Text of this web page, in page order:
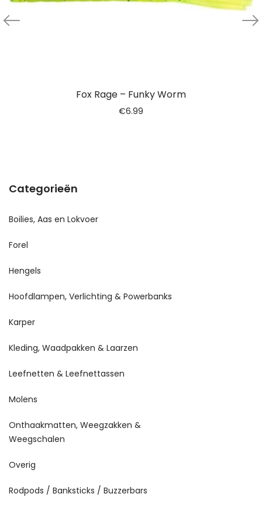
Fox Rage – Funky Worm
€6.99
Categorieën
Boilies, Aas en Lokvoer
Forel
Hengels
Hoofdlampen, Verlichting & Powerbanks
Karper
Kleding, Waadpakken & Laarzen
Leefnetten & Leefnettassen
Molens
Onthaakmatten, Weegzakken &
Weegschalen
Overig
Rodpods / Banksticks / Buzzerbars